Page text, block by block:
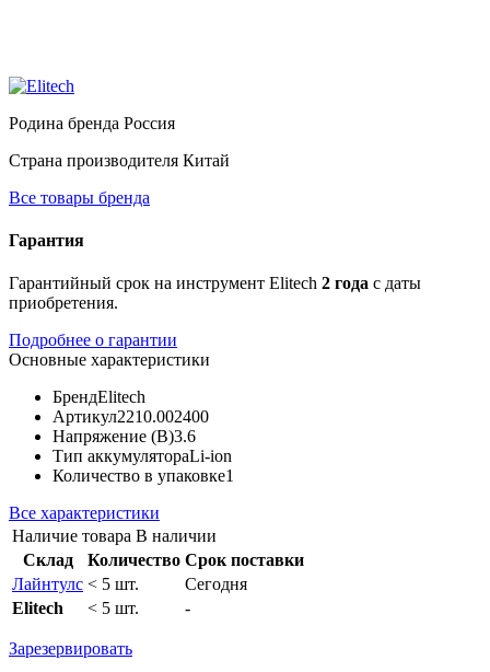
Родина бренда Россия
Страна производителя Китай
Все товары бренда
Гарантия
Гарантийный срок на инструмент Elitech 2 года с даты
приобретения.
Подробнее о гарантии
Основные характеристики
БрендElitech
Артикул2210.002400
Напряжение (В)3.6
Тип аккумулятораLi-ion
Количество в упаковке1
Все характеристики
Наличие товара В наличии
Склад
Количество Срок поставки
Лайнтулс < 5 шт.
Сегодня
Elitech
< 5 шт. -
Зарезервировать